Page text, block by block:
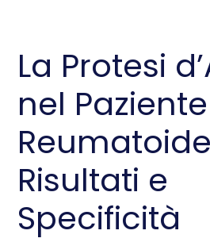
La Protesi
nel Paziente
Risultati e
Specificità